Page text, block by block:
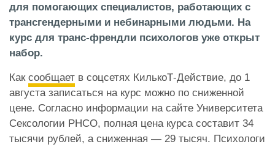
для помогающих специалистов, работающих с
трансгендерными и небинарными людьми. На
курс для транс-френдли психологов уже открыт
набор.
Как сообщает в соцсетях КилькоТ-Действие, до 1
августа записаться на курс можно по сниженной
цене. Согласно информации на сайте Университета
Сексологии РНСО, полная цена курса составит 34
тысячи рублей, а сниженная — 29 тысяч. Психологи